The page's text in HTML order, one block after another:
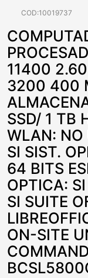
COD:10019737
11400
3200 400
SSD/ 1 TB
WLAN: NO
SI SIST.
64 BITS
OPTICA:
SI SUITE
ON-SITE